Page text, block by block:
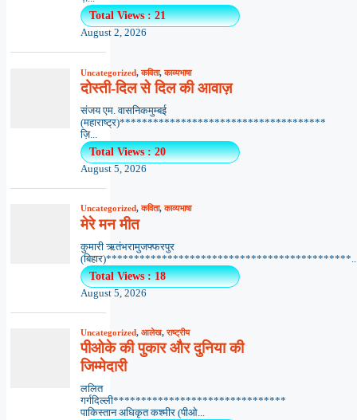
Total Views : 21
August 2, 2026
Uncategorized,कविता,काव्यभाषा
दोस्ती-दिल से दिल की आवाज़
संजय एम. वासनिकमुम्बई
(महाराष्ट्र)*************************************
ज़ि...
Total Views : 20
August 5, 2026
Uncategorized,कविता,काव्यभाषा
मेरे मन मीत
कुमारी ऋतंभरामुजफ्फरपुर
Total Views : 18
August 5, 2026
Uncategorized, आलेख,राष्ट्रीय
पीओके की पुकार और दुनिया की
जिम्मेदारी
ललित
गर्गदिल्ली*******************************
पाकिस्तान अधिकृत कश्मीर (पीओ...